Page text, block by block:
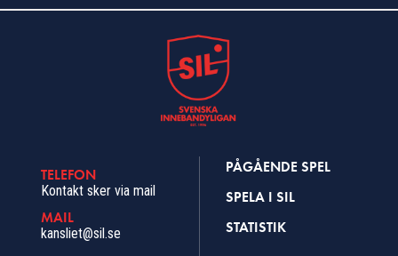
TELEFON
Kontakt sker via mail
MAIL
kansliet@sil.se
PÅGÅENDE SPEL
SPELA I SIL
STATISTIK